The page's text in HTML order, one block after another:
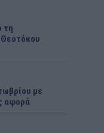
τη
με
αφορά